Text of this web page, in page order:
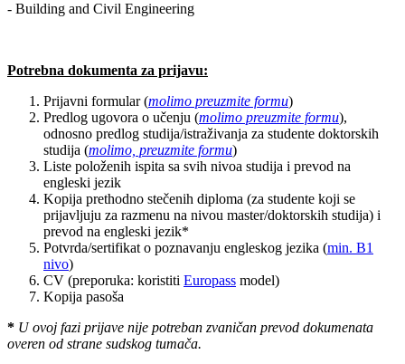
- Building and Civil Engineering
Potrebna dokumenta za prijavu:
Prijavni formular (molimo preuzmite formu)
Predlog ugovora o učenju (molimo preuzmite formu),
odnosno predlog studija/istraživanja za studente doktorskih
studija (molimo, preuzmite formu)
Liste položenih ispita sa svih nivoa studija i prevod na
engleski jezik
Kopija prethodno stečenih diploma (za studente koji se
prijavljuju za razmenu na nivou master/doktorskih studija) i
prevod na engleski jezik*
Potvrda/sertifikat o poznavanju engleskog jezika (min. B1
nivo)
CV (preporuka: koristiti Europass model)
Kopija pasoša
* U ovoj fazi prijave nije potreban zvaničan prevod dokumenata
overen od strane sudskog tumača.